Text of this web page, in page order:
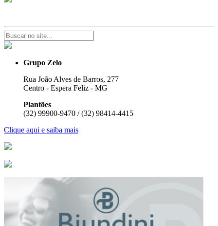
Grupo Zelo
Rua João Alves de Barros, 277
Centro - Espera Feliz - MG
Plantões
(32) 99900-9470 / (32) 98414-4415
Clique aqui e saiba mais